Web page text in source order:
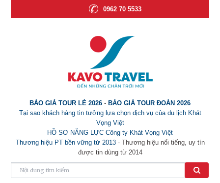
0962 70 5533
BÁO GIÁ TOUR LẺ 2026 - BÁO GIÁ TOUR ĐOÀN 2026
Tại sao khách hàng tin tưởng lựa chọn dịch vụ của du lịch Khát
Vọng Việt
HỒ SƠ NĂNG LỰC Công ty Khát Vọng Việt
Thương hiệu PT bền vững từ 2013- Thương hiệu nổi tiếng, uy tín
được tin dùng từ 2014